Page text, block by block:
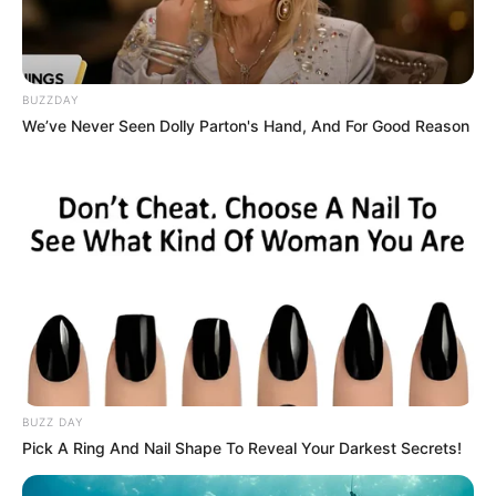
BUZZDAY
We’ve Never Seen Dolly Parton's Hand, And For Good Reason
BUZZ DAY
Pick A Ring And Nail Shape To Reveal Your Darkest Secrets!